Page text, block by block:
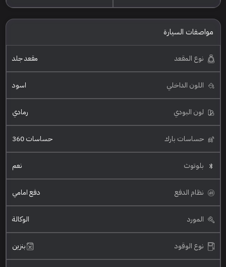
مواصفات السيارة
نوع المقعد مقعد جلد
اللون الداخلي اسود
لون البودي رمادي
حساسات بارك حساسات 360
بلوتوث نعم
نظام الدفع دفع امامي
المورد الوكالة
نوع الوقود بنزين